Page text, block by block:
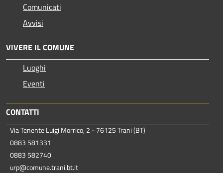
Comunicati
Avvisi
VIVERE IL COMUNE
Luoghi
Eventi
CONTATTI
Via Tenente Luigi Morrico, 2 - 76125 Trani (BT)
0883 581331
0883 582740
urp@comune.trani.bt.it